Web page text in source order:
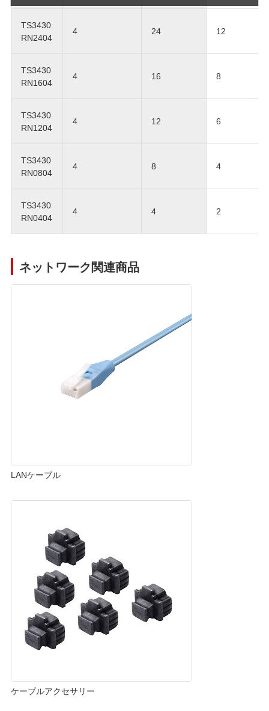
TS3430
RN2404
4 24 12
TS3430
RN1604
4 16 8
TS3430
RN1204
4 12 6
TS3430
RN0804
4 8 4
TS3430
RN0404
4 4 2
ネットワーク関連商品
LANケーブル
ケーブルアクセサリー